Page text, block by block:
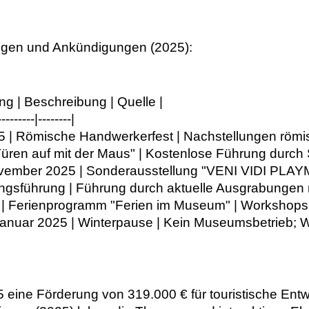
und Ankündigungen (2025):
| Beschreibung | Quelle |
|--------|
| Römische Handwerkerfest | Nachstellungen
auf mit der Maus" | Kostenlose Führung
2025 | Sonderausstellung "VENI VIDI
| Führung durch aktuelle Ausgrabungen
Ferienprogramm "Ferien im Museum" |
2025 | Winterpause | Kein Museumsbetrieb;
eine Förderung von 319.000 € für touristische